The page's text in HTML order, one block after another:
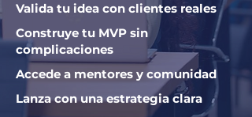
Valida tu idea con clientes reales
Construye tu MVP sin
complicaciones
Accede a mentores y comunidad
Lanza con una estrategia clara